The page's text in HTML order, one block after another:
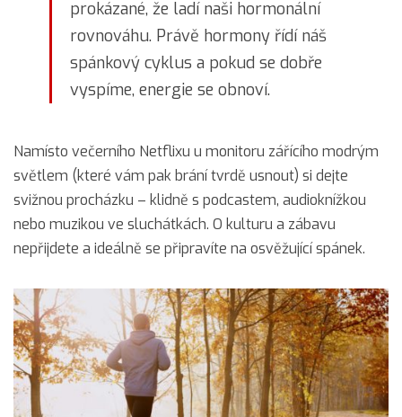
prokázané, že ladí naši hormonální
rovnováhu. Právě hormony řídí náš
spánkový cyklus a pokud se dobře
vyspíme, energie se obnoví.
Namísto večerního Netflixu u monitoru zářícího modrým
světlem (které vám pak brání tvrdě usnout) si dejte
svižnou procházku – klidně s podcastem, audioknížkou
nebo muzikou ve sluchátkách. O kulturu a zábavu
nepřijdete a ideálně se připravíte na osvěžující spánek.